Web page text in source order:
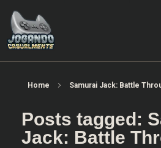
Home Samurai Jack: Battle
Posts tagged:
Jack: Battle